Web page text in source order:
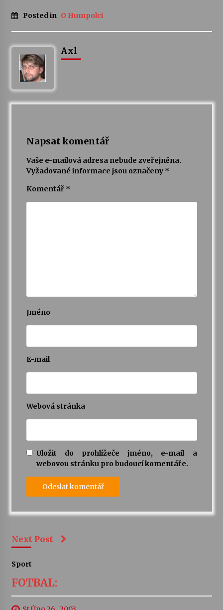
23. 7. 2026
Letní koncerty ve Stromovce: Rufus Miller
22. 7. 2026
17. 7. 2026
Ozvěny prázdnin
odkaz Josefa Čapka
13. 7. 2026
Posted in O Humpolci
Axl
Napsat komentář
Vaše e-mailová adresa nebude zveřejněna.
Vyžadované informace jsou označeny *
Komentář *
Jméno
E-mail
Webová stránka
Uložit do prohlížeče jméno, e-mail a
webovou stránku pro budoucí komentáře.
Next Post
Sport
FOTBAL: